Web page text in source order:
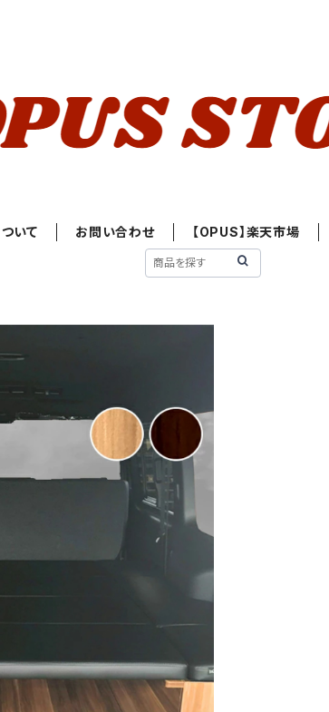
いて お問い合わせ 【OPUS】楽天市場